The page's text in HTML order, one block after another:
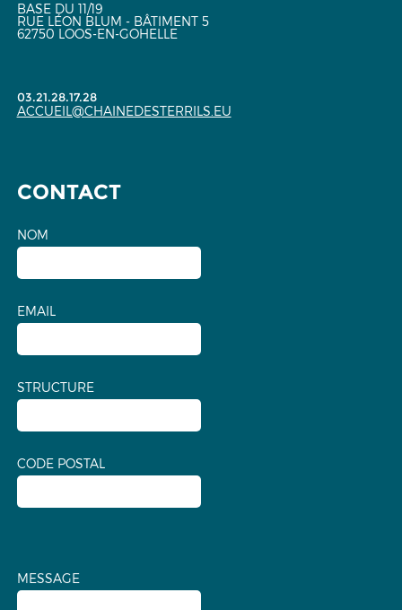
BASE DU 11/19
RUE LÉON BLUM - BÂTIMENT 5
62750 LOOS-EN-GOHELLE
03.21.28.17.28
ACCUEIL@CHAINEDESTERRILS.EU
CONTACT
NOM
EMAIL
STRUCTURE
CODE POSTAL
MESSAGE